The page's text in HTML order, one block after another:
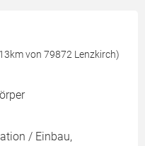
von 79872 Lenzkirch)
/ Einbau,